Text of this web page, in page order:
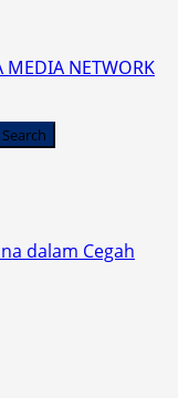
MEDIA NETWORK
dalam Cegah